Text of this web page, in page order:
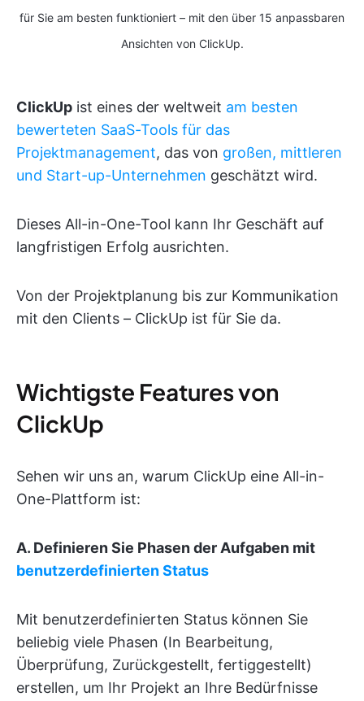
für Sie am besten funktioniert – mit den über 15 anpassbaren
Ansichten von ClickUp.
ClickUp ist eines der weltweit am besten
bewerteten SaaS-Tools für das
Projektmanagement, das von großen, mittleren
und Start-up-Unternehmen geschätzt wird.
Dieses All-in-One-Tool kann Ihr Geschäft auf
langfristigen Erfolg ausrichten.
Von der Projektplanung bis zur Kommunikation
mit den Clients – ClickUp ist für Sie da.
Wichtigste Features von
ClickUp
Sehen wir uns an, warum ClickUp eine All-in-
One-Plattform ist:
A. Definieren Sie Phasen der Aufgaben mit
benutzerdefinierten Status
Mit benutzerdefinierten Status können Sie
beliebig viele Phasen (In Bearbeitung,
Überprüfung, Zurückgestellt, fertiggestellt)
erstellen, um Ihr Projekt an Ihre Bedürfnisse